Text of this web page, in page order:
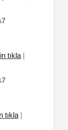
tıkla |
tıkla |